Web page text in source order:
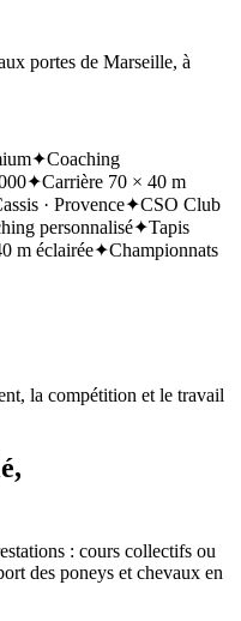
portes de Marseille, à
✦Coaching
✦Carrière 70 × 40 m
· Provence✦CSO Club
personnalisé✦Tapis
m éclairée✦Championnats
la compétition et le travail
: cours collectifs ou
des poneys et chevaux en